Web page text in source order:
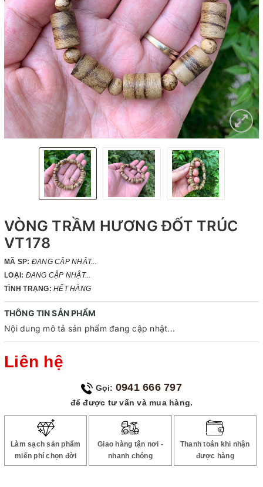
VÒNG TRẦM HƯƠNG ĐỐT TRÚC
VT178
MÃ SP: ĐANG CẬP NHẬT...
LOẠI: ĐANG CẬP NHẬT...
TÌNH TRẠNG: HẾT HÀNG
THÔNG TIN SẢN PHẨM
Nội dung mô tả sản phẩm đang cập nhật...
Liên hệ
Gọi: 0941 666 797
để được tư vấn và mua hàng.
Làm sạch sản phẩm
miến phí chọn đời
Giao hàng tận nơi -
nhanh chóng
Thanh toán khi nhận
được hàng